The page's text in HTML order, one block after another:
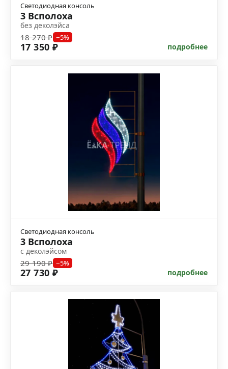
Светодиодная консоль
3 Всполоха
без деколэйса
18 270 ₽ −5%
17 350 ₽ подробнее
Светодиодная консоль
3 Всполоха
с деколэйсом
29 190 ₽ −5%
27 730 ₽ подробнее